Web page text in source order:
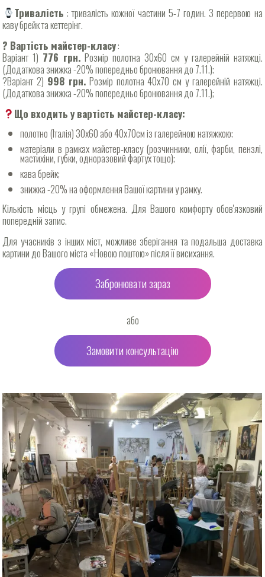
Тривалість : тривалість кожної частини 5-7 годин. З перервою на
каву брейк та кеттерінг.
? Вартість майстер-класу:
Варіант 1) 776 грн. Розмір полотна 30х60 см у галерейній натяжці.
(Додаткова знижка -20% попередньо бронювання до 7.11.);
?Варіант 2) 998 грн.Розмір полотна 40х70 см у галерейній натяжці.
(Додаткова знижка -20% попередньо бронювання до 7.11.);
Що входить у вартість майстер-класу:
полотно (Італія) 30х60 або 40х70см із галерейною натяжкою;
матеріали в рамках майстер-класу (розчинники, олії, фарби, пензлі,
мастихіни, губки, одноразовий фартух тощо);
кава брейк;
знижка -20% на оформлення Вашої картини у рамку.
Кількість місць у групі обмежена. Для Вашого комфорту обов'язковий
попередній запис.
Для учасників з інших міст, можливе зберігання та подальша доставка
картини до Вашого міста «Новою поштою» після її висихання.
Забронювати зараз
або
Замовити консультацію